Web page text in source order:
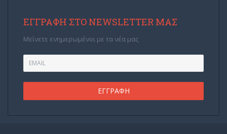
ΕΓΓΡΑΦΉ ΣΤΟ NEWSLETTER ΜΑΣ
Μείνετε ενημερωμένοι με τα νέα μας